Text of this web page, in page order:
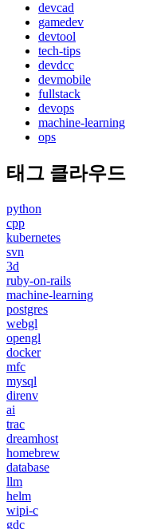
devcad
gamedev
devtool
tech-tips
devdcc
devmobile
fullstack
devops
machine-learning
ops
태그 클라우드
python
cpp
kubernetes
svn
3d
ruby-on-rails
machine-learning
postgres
webgl
opengl
docker
mfc
mysql
direnv
ai
trac
dreamhost
homebrew
database
llm
helm
wipi-c
gdc